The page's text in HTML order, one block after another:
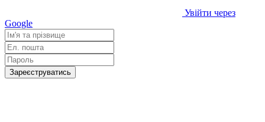
Увійти через
Google
Зареєструватись